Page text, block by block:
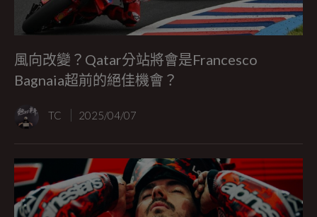
風向改變？Qatar分站將會是Francesco
Bagnaia超前的絕佳機會？
TC 2025/04/07